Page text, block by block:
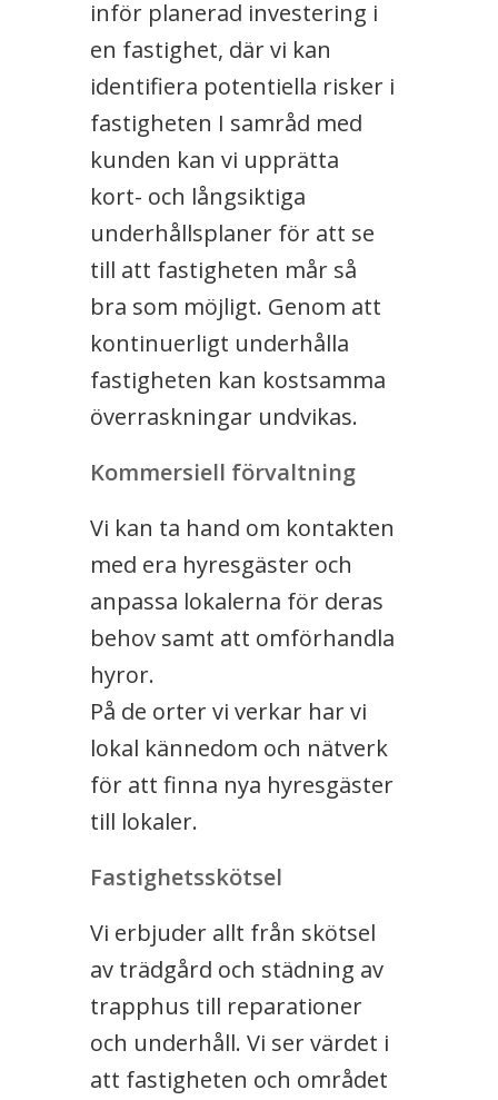
inför planerad investering i
en fastighet, där vi kan
identifiera potentiella risker i
fastigheten I samråd med
kunden kan vi upprätta
kort- och långsiktiga
underhållsplaner för att se
till att fastigheten mår så
bra som möjligt. Genom att
kontinuerligt underhålla
fastigheten kan kostsamma
överraskningar undvikas.
Kommersiell förvaltning
Vi kan ta hand om kontakten
med era hyresgäster och
anpassa lokalerna för deras
behov samt att omförhandla
hyror.
På de orter vi verkar har vi
lokal kännedom och nätverk
för att finna nya hyresgäster
till lokaler.
Fastighetsskötsel
Vi erbjuder allt från skötsel
av trädgård och städning av
trapphus till reparationer
och underhåll. Vi ser värdet i
att fastigheten och området